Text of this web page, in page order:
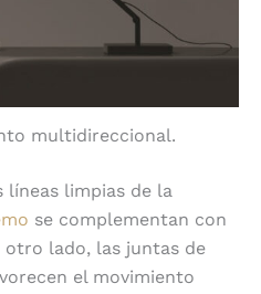
multidireccional.
líneas limpias de la
se complementan con
otro lado, las juntas de
el movimiento